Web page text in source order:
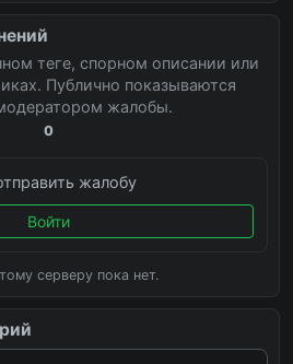
теге, спорном описании или
Публично показываются
жалобы.
0
жалобу
Войти
серверу пока нет.